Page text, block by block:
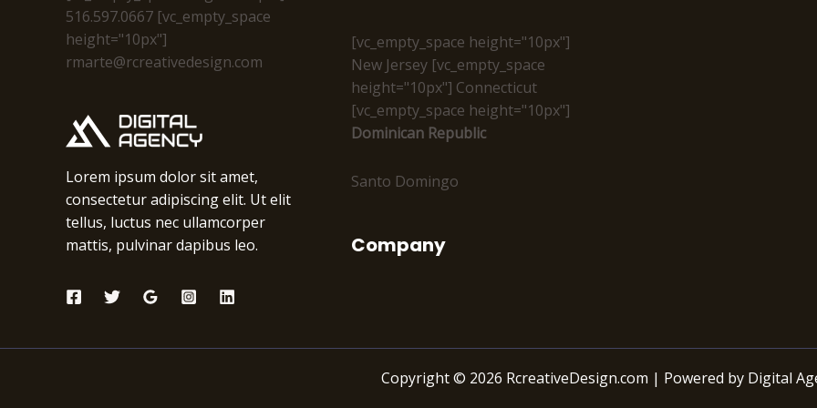
516.597.0667 [vc_empty_space
height="10px"]
rmarte@rcreativedesign.com
Lorem ipsum dolor sit amet,
consectetur adipiscing elit. Ut elit
tellus, luctus nec ullamcorper
mattis, pulvinar dapibus leo.
[vc_empty_space height="10px"]
New Jersey [vc_empty_space
height="10px"] Connecticut
[vc_empty_space height="10px"]
Dominican Republic
Santo Domingo
Company
Copyright © 2026 RcreativeDesign.com | Powered by Digital